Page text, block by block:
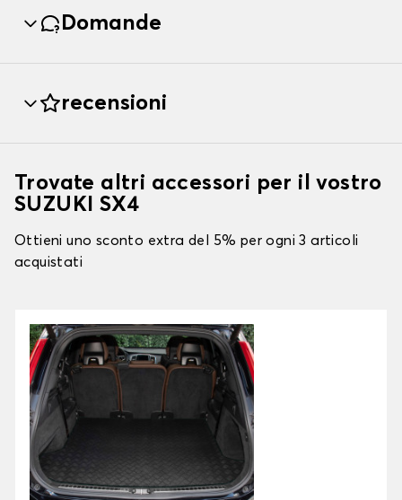
Domande
recensioni
Trovate altri accessori per il vostro
SUZUKI SX4
Ottieni uno sconto extra del 5% per ogni 3 articoli
acquistati